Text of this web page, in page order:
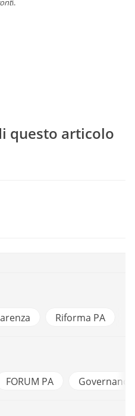
i.
questo articolo
Riforma PA
FORUM PA